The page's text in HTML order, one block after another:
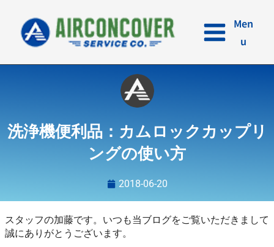
キ
Men
u
洗浄機便利品：カムロックカップリ
ングの使い方
2018-06-20
スタッフの加藤です。いつも当ブログをご覧いただきまして
誠にありがとうございます。